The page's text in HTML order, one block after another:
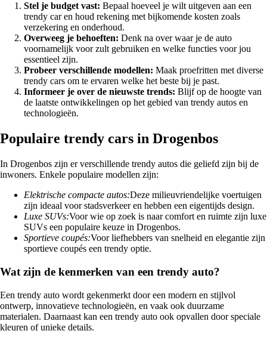
Stel je budget vast: Bepaal hoeveel je wilt uitgeven aan een
trendy car en houd rekening met bijkomende kosten zoals
verzekering en onderhoud.
Overweeg je behoeften: Denk na over waar je de auto
voornamelijk voor zult gebruiken en welke functies voor jou
essentieel zijn.
Probeer verschillende modellen: Maak proefritten met diverse
trendy cars om te ervaren welke het beste bij je past.
Informeer je over de nieuwste trends: Blijf op de hoogte van
de laatste ontwikkelingen op het gebied van trendy autos en
technologieën.
Populaire trendy cars in Drogenbos
In Drogenbos zijn er verschillende trendy autos die geliefd zijn bij de
inwoners. Enkele populaire modellen zijn:
Elektrische compacte autos:Deze milieuvriendelijke voertuigen
zijn ideaal voor stadsverkeer en hebben een eigentijds design.
Luxe SUVs:Voor wie op zoek is naar comfort en ruimte zijn luxe
SUVs een populaire keuze in Drogenbos.
Sportieve coupés:Voor liefhebbers van snelheid en elegantie zijn
sportieve coupés een trendy optie.
Wat zijn de kenmerken van een trendy auto?
Een trendy auto wordt gekenmerkt door een modern en stijlvol
ontwerp, innovatieve technologieën, en vaak ook duurzame
materialen. Daarnaast kan een trendy auto ook opvallen door speciale
kleuren of unieke details.